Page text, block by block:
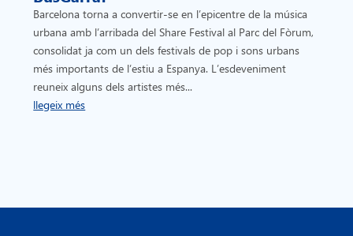
Barcelona torna a convertir-se en l’epicentre de la música
urbana amb l’arribada del Share Festival al Parc del Fòrum,
consolidat ja com un dels festivals de pop i sons urbans
més importants de l’estiu a Espanya. L’esdeveniment
reuneix alguns dels artistes més...
llegeix més